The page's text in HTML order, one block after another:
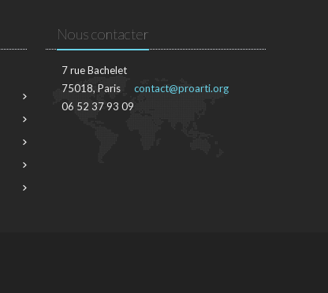
Nous contacter
7 rue Bachelet
75018, Paris
06 52 37 93 09
contact@proarti.org